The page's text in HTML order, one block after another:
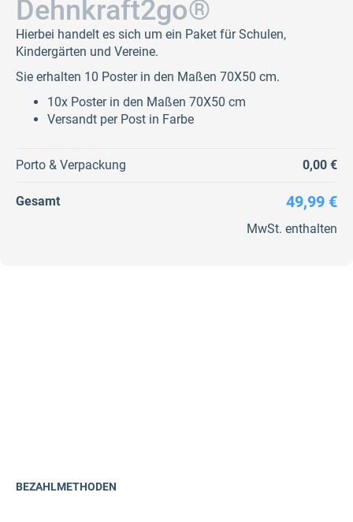
Dehnkraft2go®
Hierbei handelt es sich um ein Paket für Schulen,
Kindergärten und Vereine.
Sie erhalten 10 Poster in den Maßen 70X50 cm.
10x Poster in den Maßen 70X50 cm
Versandt per Post in Farbe
Porto & Verpackung 0,00 €
Gesamt 49,99 €
MwSt. enthalten
BEZAHLMETHODEN